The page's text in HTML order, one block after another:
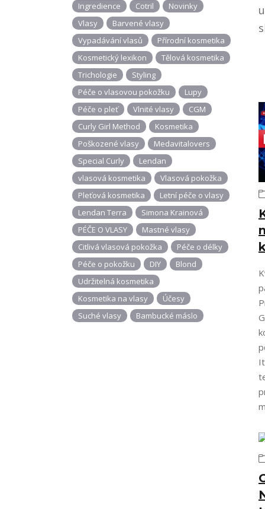
Ingredience
Cotril
Novinky
Vlasy
Barvené vlasy
Vypadávání vlasů
Přírodní kosmetika
Kosmetický lexikon
Tělová kosmetika
Trichologie
Styling
Péče o vlasovou pokožku
Lupy
Péče o pleť
Vlnité vlasy
CGM
Curly Girl Method
Kosmetika
Poškozené vlasy
Medavitalovers
Special Curly
Lendan
vlasová kosmetika
Vlasová pokožka
Pleťová kosmetika
Letní péče o vlasy
Lendan Terra
Simona Krainová
PÉČE O VLASY
Mastné vlasy
Citlivá vlasová pokožka
Péče o délky
Péče o pokožku
DIY
Blond
Udržitelná kosmetika
Kosmetika na vlasy
Účesy
Suché vlasy
Bambucké máslo